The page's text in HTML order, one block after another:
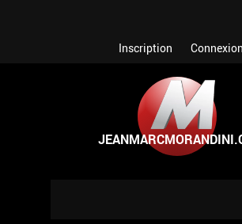
Inscription Connexion